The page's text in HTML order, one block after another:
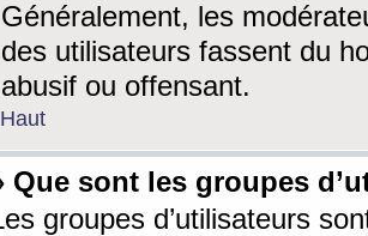
Généralement, les
des utilisateurs fassent du
abusif ou offensant.
Haut
Que sont les groupes
groupes d’utilisateurs